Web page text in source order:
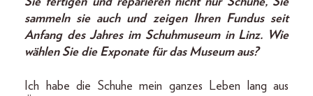
sammeln sie auch und zeigen Ihren Fundus seit
Anfang des Jahres im Schuhmuseum in Linz. Wie
wählen Sie die Exponate für das Museum aus?
Ich habe die Schuhe mein ganzes Leben lang aus